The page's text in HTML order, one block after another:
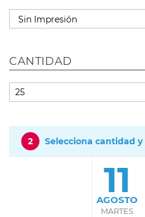
CANTIDAD
2 Selecciona cantidad
11
AGOSTO
MARTES